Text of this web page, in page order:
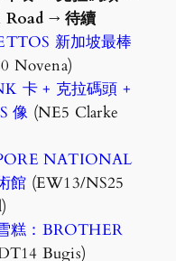
→ 待續
新加坡最棒
Novena)
卡 + 克拉碼頭 +
像 (NE5 Clarke
NATIONAL
館 (EW13/NS25
糕：BROTHER
Bugis)